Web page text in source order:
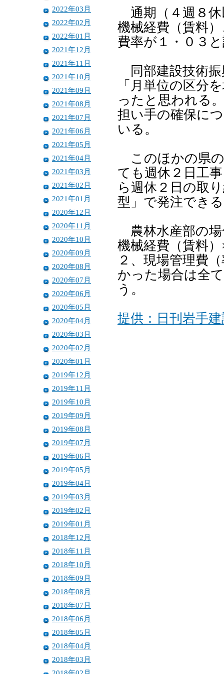
2022年03月
2022年02月
2022年01月
2021年12月
2021年11月
2021年10月
2021年09月
2021年08月
2021年07月
2021年06月
2021年05月
2021年04月
2021年03月
2021年02月
2021年01月
2020年12月
2020年11月
2020年10月
2020年09月
2020年08月
2020年07月
2020年06月
2020年05月
2020年04月
2020年03月
2020年02月
2020年01月
2019年12月
2019年11月
2019年10月
2019年09月
2019年08月
2019年07月
2019年06月
2019年05月
2019年04月
2019年03月
2019年02月
2019年01月
2018年12月
2018年11月
2018年10月
2018年09月
2018年08月
2018年07月
2018年06月
2018年05月
2018年04月
2018年03月
通期（４週８休
機械経費（賃料
費率が１・０３
同部建設技術振
「月単位の区分
ったと思われる
担い手の確保に
いる。
このほかの県
ても週休２日工
ら週休２日の取
型」で発注でき
農林水産部の場
機械経費（賃料
２、現場管理費
かった場合は全
う。
提供：日刊岩手